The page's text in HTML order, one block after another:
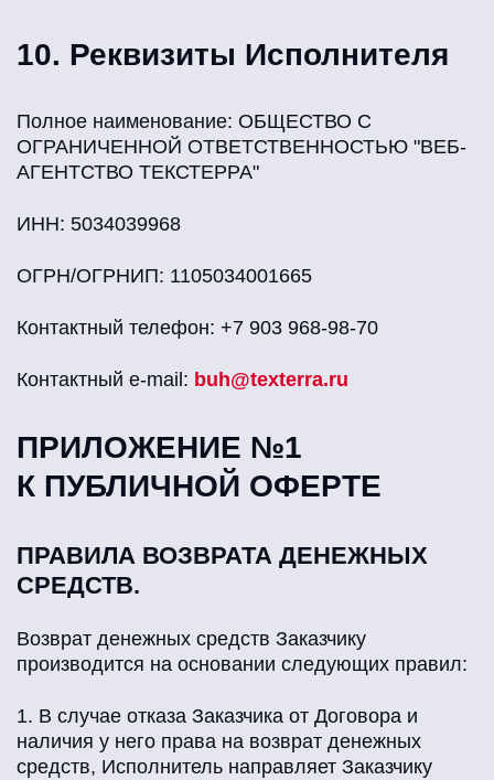
10. Реквизиты Исполнителя
Полное наименование: ОБЩЕСТВО С
ОГРАНИЧЕННОЙ ОТВЕТСТВЕННОСТЬЮ "ВЕБ-
АГЕНТСТВО ТЕКСТЕРРА"
ИНН: 5034039968
ОГРН/ОГРНИП: 1105034001665
Контактный телефон: +7 903 968-98-70
Контактный e-mail: buh@texterra.ru
ПРИЛОЖЕНИЕ №1
К ПУБЛИЧНОЙ ОФЕРТЕ
ПРАВИЛА ВОЗВРАТА ДЕНЕЖНЫХ
СРЕДСТВ.
Возврат денежных средств Заказчику
производится на основании следующих правил:
1. В случае отказа Заказчика от Договора и
наличия у него права на возврат денежных
средств, Исполнитель направляет Заказчику